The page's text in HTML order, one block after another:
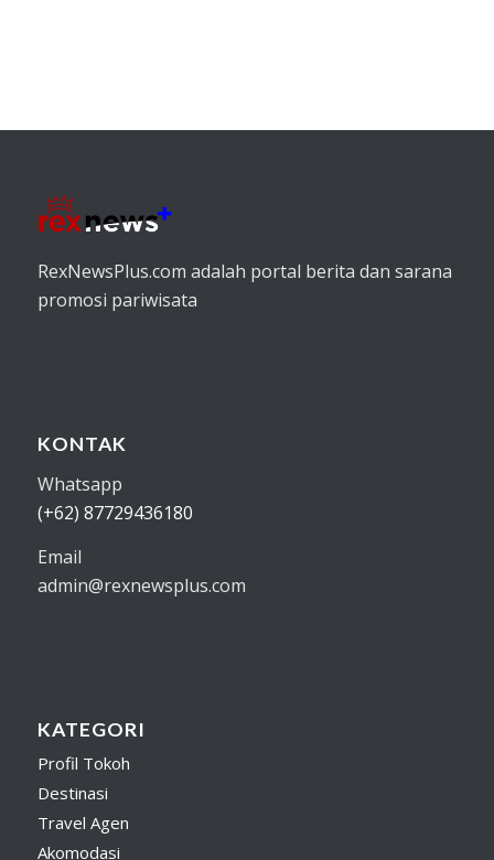
RexNewsPlus.com adalah portal berita dan sarana
promosi pariwisata
KONTAK
Whatsapp
(+62) 87729436180
Email
admin@rexnewsplus.com
KATEGORI
Profil Tokoh
Destinasi
Travel Agen
Akomodasi